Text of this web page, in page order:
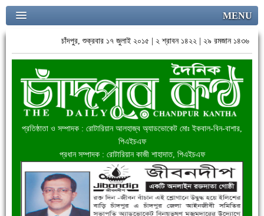
MENU
চাঁদপুর, শুক্রবার ১৭ জুলাই ২০১৫ | ২ শ্রাবন ১৪২২ | ২৯ রমজান ১৪৩৬
প্রতিষ্ঠাতা ও সম্পাদক : রোটারিয়ান আলহাজ্ব অ্যাডভোকেট মোঃ ইকবাল-বিন-বাশার,
পিএইচএফ
প্রধান সম্পাদক : রোটারিয়ান কাজী শাহাদাত, পিএইচএফ